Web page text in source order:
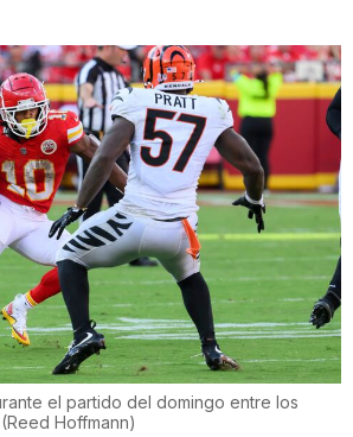
el partido del domingo entre los
(Reed Hoffmann)